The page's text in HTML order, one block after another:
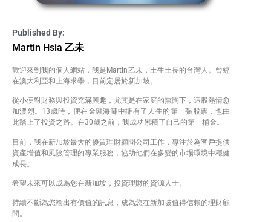
Published By:
Martin Hsia 乙未
歡迎來到我的個人網站，我是Martin乙未，土生土長的台灣人。曾經
在澳大利亞和上海求學，目前定居於新加坡。
從小便對財務與投資充滿興趣，尤其是在家庭的熏陶下，這股熱情愈
加濃烈。13歲時，便在金融海嘯中擁有了人生的第一張股票，也由
此踏上了投資之路。在30歲之前，我成功累積了自己的第一桶金。
目前，我在新加坡最大的優質理財顧問公司工作，專注於為客戶提供
資產增值和風險管理的專業服務，協助他們在多變的市場環境中穩健
成長。
希望未來可以成為您在新加坡，投資理財的資源人士。
持續不斷為您輸出有價值的訊息，成為您在新加坡值得信賴的理財顧
問。